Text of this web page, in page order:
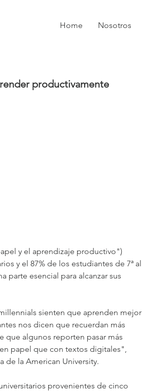
Home Nosotros
productivamente
y el aprendizaje productivo")
y el 87% de los estudiantes de 7ª al
parte esencial para alcanzar sus
sienten que aprenden mejor
nos dicen que recuerdan más
que algunos reporten pasar más
papel que con textos digitales",
de la American University.
provenientes de cinco